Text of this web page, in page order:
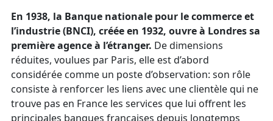
En 1938, la Banque nationale pour le commerce et
l’industrie (BNCI), créée en 1932, ouvre à Londres sa
première agence à l’étranger. De dimensions
réduites, voulues par Paris, elle est d’abord
considérée comme un poste d’observation: son rôle
consiste à renforcer les liens avec une clientèle qui ne
trouve pas en France les services que lui offrent les
principales banques françaises depuis longtemps